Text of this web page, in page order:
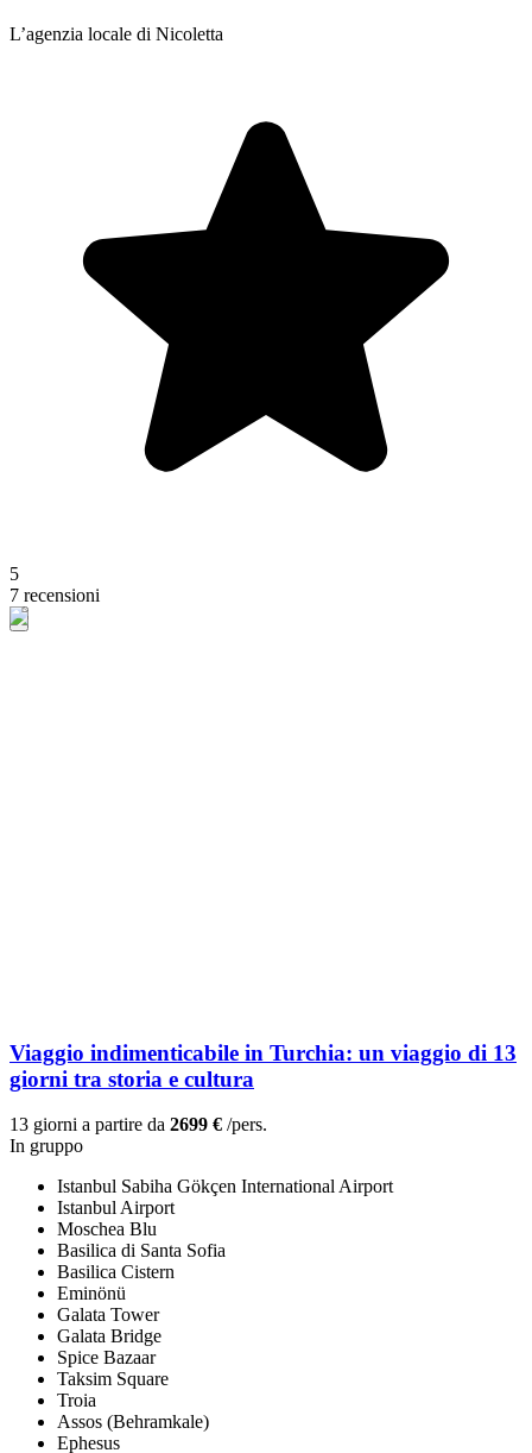
L’agenzia locale di Nicoletta
5
7 recensioni
Viaggio indimenticabile in Turchia: un viaggio di 13
giorni tra storia e cultura
13 giorni a partire da 2699 € /pers.
In gruppo
Istanbul Sabiha Gökçen International Airport
Istanbul Airport
Moschea Blu
Basilica di Santa Sofia
Basilica Cistern
Eminönü
Galata Tower
Galata Bridge
Spice Bazaar
Taksim Square
Troia
Assos (Behramkale)
Ephesus